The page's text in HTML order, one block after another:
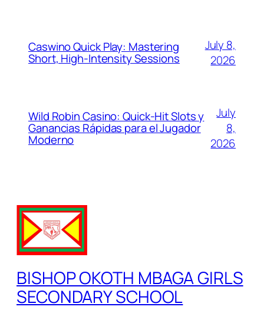
Caswino Quick Play: Mastering
Short, High‑Intensity Sessions
July 8,
2026
Wild Robin Casino: Quick‑Hit Slots y
Ganancias Rápidas para el Jugador
Moderno
July
8,
2026
BISHOP OKOTH MBAGA GIRLS
SECONDARY SCHOOL